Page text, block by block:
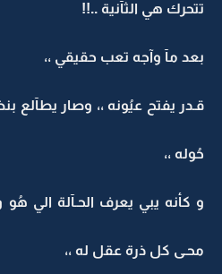
تتحرك هي الثآنية ..!!
بعد مآ وآجه تعب حقيقي ،،
قـدر يفتح عيُونه ،، وصار يطآلع
حُوله ،،
و كأنه يبي يعرف الحـآلة الي هُو
محـى كل ذرة عقل له ،،